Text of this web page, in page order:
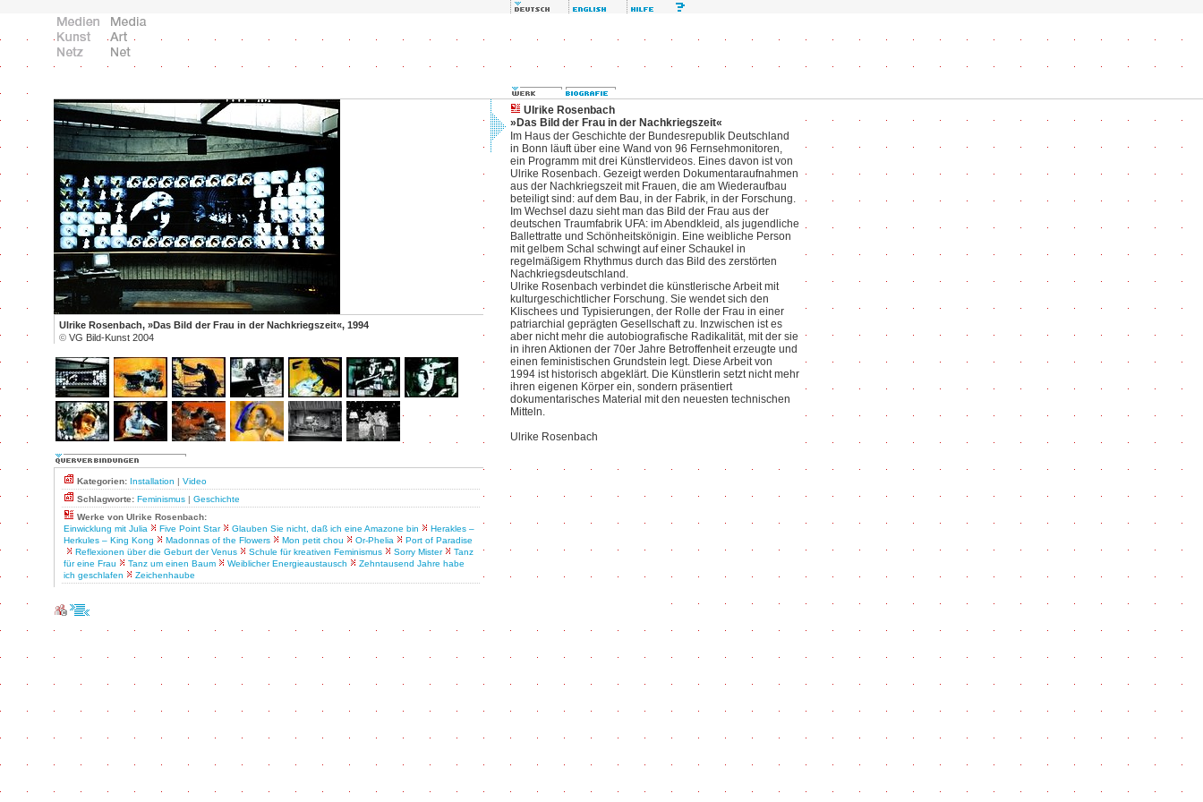
Ulrike Rosenbach, »Das Bild der Frau in der Nachkriegszeit«, 1994
© VG Bild-Kunst 2004
Kategorien: Installation | Video
Schlagworte: Feminismus | Geschichte
Werke von Ulrike Rosenbach:
Einwicklung mit Julia
Five Point Star Glauben Sie nicht, daß ich eine Amazone bin
Herakles –
Herkules – King Kong
Madonnas of the Flowers Mon petit chou Or-Phelia
Port of Paradise
Reflexionen über die Geburt der Venus
Schule für kreativen Feminismus Sorry Mister
Tanz
für eine Frau
Tanz um einen Baum Weiblicher Energieaustausch
Zehntausend Jahre habe
ich geschlafen
Zeichenhaube
Ulrike Rosenbach
»Das Bild der Frau in der Nachkriegszeit«
Im Haus der Geschichte der Bundesrepublik Deutschland
in Bonn läuft über eine Wand von 96 Fernsehmonitoren,
ein Programm mit drei Künstlervideos. Eines davon ist von
Ulrike Rosenbach. Gezeigt werden Dokumentaraufnahmen
aus der Nachkriegszeit mit Frauen, die am Wiederaufbau
beteiligt sind: auf dem Bau, in der Fabrik, in der Forschung.
Im Wechsel dazu sieht man das Bild der Frau aus der
deutschen Traumfabrik UFA: im Abendkleid, als jugendliche
Ballettratte und Schönheitskönigin. Eine weibliche Person
mit gelbem Schal schwingt auf einer Schaukel in
regelmäßigem Rhythmus durch das Bild des zerstörten
Nachkriegsdeutschland.
Ulrike Rosenbach verbindet die künstlerische Arbeit mit
kulturgeschichtlicher Forschung. Sie wendet sich den
Klischees und Typisierungen, der Rolle der Frau in einer
patriarchial geprägten Gesellschaft zu. Inzwischen ist es
aber nicht mehr die autobiografische Radikalität, mit der sie
in ihren Aktionen der 70er Jahre Betroffenheit erzeugte und
einen feministischen Grundstein legt. Diese Arbeit von
1994 ist historisch abgeklärt. Die Künstlerin setzt nicht mehr
ihren eigenen Körper ein, sondern präsentiert
dokumentarisches Material mit den neuesten technischen
Mitteln.
Ulrike Rosenbach